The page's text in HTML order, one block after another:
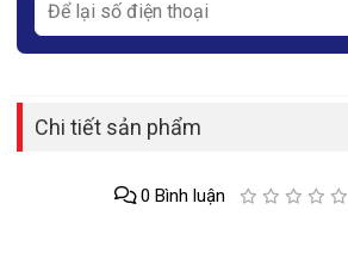
Chi tiết sản phẩm
0 Bình luận